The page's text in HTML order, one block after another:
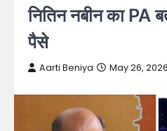
नितिन नबीन का PA
पैसे
Aarti Beniya May 26, 2026